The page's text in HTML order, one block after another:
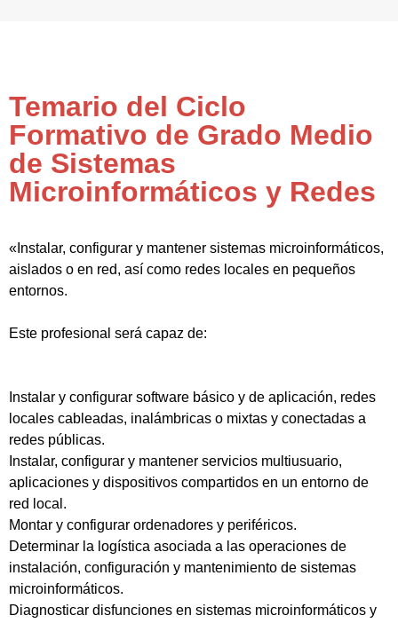
Temario del Ciclo
Formativo de Grado Medio
de Sistemas
Microinformáticos y Redes
«Instalar, configurar y mantener sistemas microinformáticos,
aislados o en red, así como redes locales en pequeños
entornos.
Este profesional será capaz de:
Instalar y configurar software básico y de aplicación, redes
locales cableadas, inalámbricas o mixtas y conectadas a
redes públicas.
Instalar, configurar y mantener servicios multiusuario,
aplicaciones y dispositivos compartidos en un entorno de
red local.
Montar y configurar ordenadores y periféricos.
Determinar la logística asociada a las operaciones de
instalación, configuración y mantenimiento de sistemas
microinformáticos.
Diagnosticar disfunciones en sistemas microinformáticos y